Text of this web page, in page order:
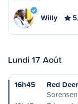
Willy
Lundi 17 Août
16h45
Red Deer
Sorensen